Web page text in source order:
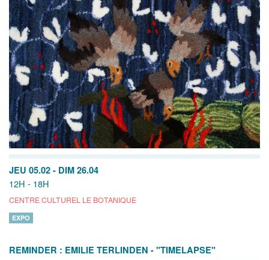
JEU 05.02 - DIM 26.04
12H - 18H
CENTRE CULTUREL LE BOTANIQUE
EXPO
REMINDER : EMILIE TERLINDEN - "TIMELAPSE"